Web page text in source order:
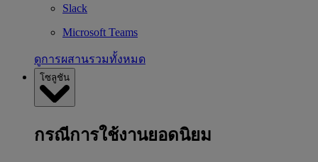
Slack
Microsoft Teams
ดูการผสานรวมทั้งหมด
โซลูชัน
กรณีการใช้งานยอดนิยม